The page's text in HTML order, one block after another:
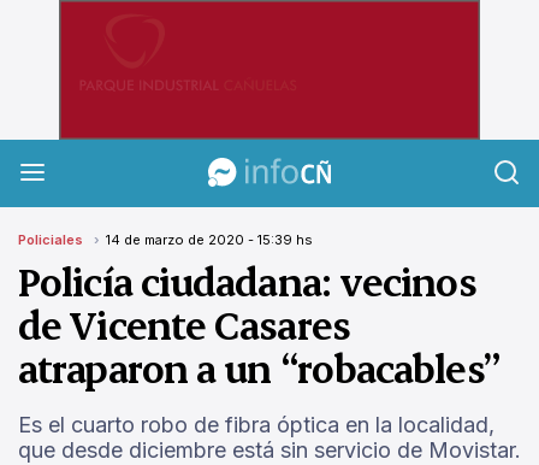
Policiales 14 de marzo de 2020 - 15:39 hs
Policía ciudadana: vecinos
de Vicente Casares
atraparon a un “robacables”
Es el cuarto robo de fibra óptica en la localidad,
que desde diciembre está sin servicio de Movistar.